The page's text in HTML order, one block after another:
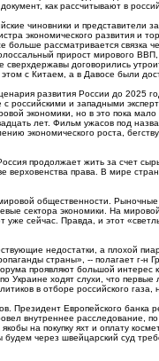
как рассчитывают в
чиновники и представители
экономического развития и
больше рассматривается связка
прирост мирового
сверхдержавы договорились
с Китаем, а в Давосе были
развития России до 2025
с российскими и западными
экономики, но в это пока
лет. Фильм ужасов под
экономического роста,
продолжает жить за счет
права. В мире
общественности.
сектора экономики. На
сейчас. Правда, и этот
недостатки, а плохой
страны», -- полагает г-
проявляют большой интерес
ходят слухи, что
в отборе российского газа,
Президент Европейского
внутреннее расследование,
на покупку яхт и оплату
через швейцарский суд